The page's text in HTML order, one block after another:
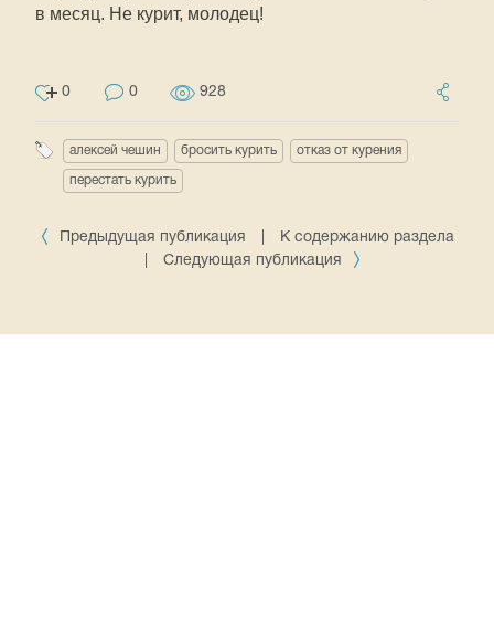
в месяц. Не курит, молодец!
0 0 928
алексей чешин бросить курить отказ от курения
перестать курить
Предыдущая публикация
К содержанию раздела
Следующая публикация